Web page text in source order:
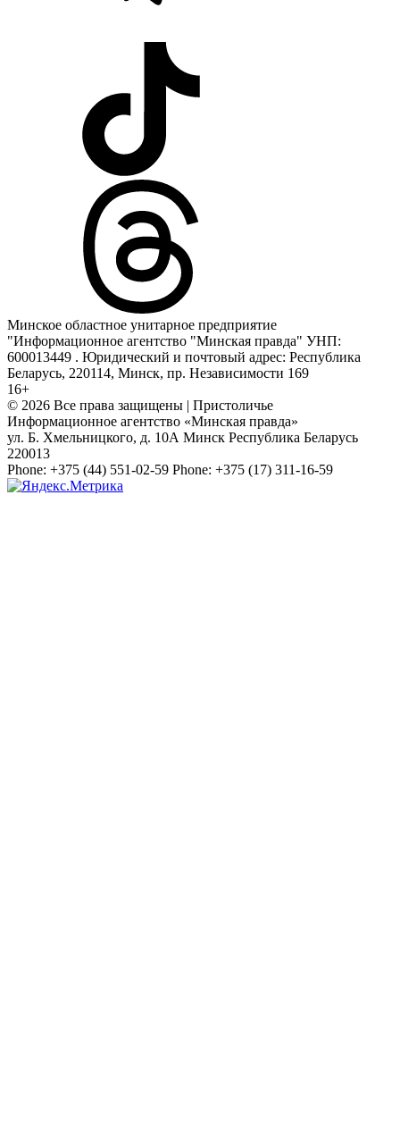
Минское областное унитарное предприятие
"Информационное агентство "Минская правда" УНП:
600013449 . Юридический и почтовый адрес: Республика
Беларусь, 220114, Минск, пр. Независимости 169
16+
© 2026 Все права защищены | Пристоличье
Информационное агентство «Минская правда»
ул. Б. Хмельницкого, д. 10А Минск Республика Беларусь
220013
Phone: +375 (44) 551-02-59 Phone: +375 (17) 311-16-59